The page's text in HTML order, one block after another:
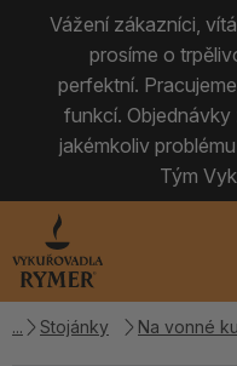
Vážení zákazníci,
prosíme o
perfektní.
funkcí.
jakémkoliv
Tým
Stojánky Na vonné